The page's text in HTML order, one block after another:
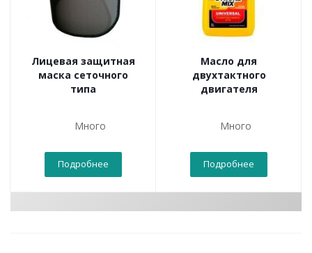
Лицевая защитная
маска сеточного
типа
Много
Подробнее
Масло для
двухтактного
двигателя
Много
Подробнее